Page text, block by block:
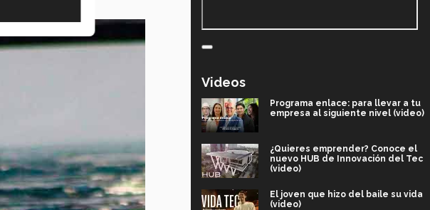
Videos
Programa enlace: para llevar a tu
empresa al siguiente nivel (video)
¿Quieres emprender? Conoce el
nuevo HUB de Innovación del Tec
(video)
El joven que hizo del baile su vida
(video)